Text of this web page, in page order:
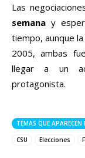
Las
semana y
tiempo, aunque
2005, ambas
llegar a un
protagonista.
TEMAS QUE
CSU
Elecciones